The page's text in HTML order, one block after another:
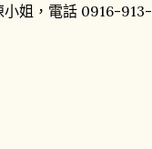
小姐，電話 0916-